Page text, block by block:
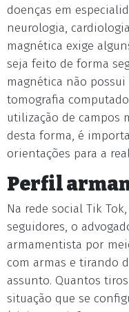
doenças em
neurologia,
magnética exige
seja feito de forma
magnética não
tomografia
utilização de campos
desta forma, é
orientações para a
Perfil
Na rede social Tik
seguidores, o
armamentista por
com armas e tirando
assunto. Quantos
situação que se